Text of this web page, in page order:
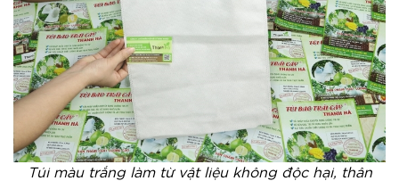
Túi màu trắng làm từ vật liệu không độc hại, thân